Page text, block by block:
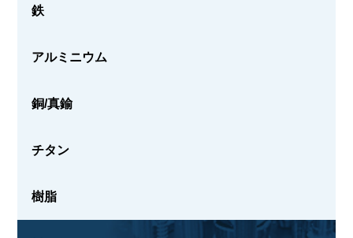
鉄
アルミニウム
銅/真鍮
チタン
樹脂